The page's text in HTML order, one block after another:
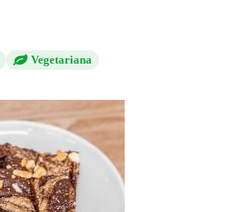
Vegetariana